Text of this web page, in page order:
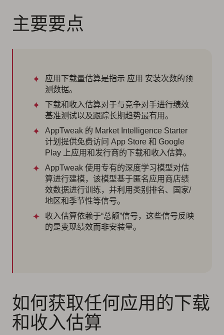
主要要点
应用下载量估算是指示 应用 安装次数的预
测数据。
下载和收入估算对于与竞争对手进行绩效
基准测试以及跟踪长期趋势最有用。
AppTweak 的 Market Intelligence Starter
计划提供免费访问 App Store 和 Google
Play 上应用和发行商的下载和收入估算。
AppTweak 使用专有的深度学习模型对估
算进行建模，该模型基于匿名应用商店绩
效数据进行训练，并利用类别排名、国家/
地区和季节性等信号。
收入估算依赖于“总额”信号，这些信号反映
的是变现绩效而非安装量。
如何获取任何应用的下载
和收入估算